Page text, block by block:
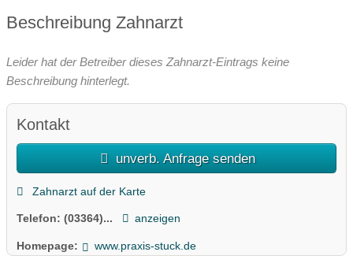
Beschreibung Zahnarzt
Leider hat der Betreiber dieses Zahnarzt-Eintrags keine
Beschreibung hinterlegt.
Kontakt
unverb. Anfrage senden
Zahnarzt auf der Karte
Telefon: (03364)... anzeigen
Homepage: www.praxis-stuck.de